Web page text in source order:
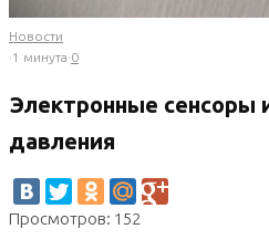
Новости
·1 минута·0
Электронные сенсоры
давления
Просмотров: 152